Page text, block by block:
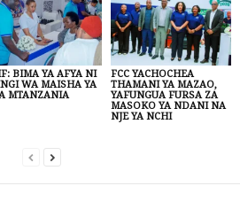
BIMA YA AFYA NI
WA MAISHA YA
MTANZANIA
FCC YACHOCHEA
THAMANI YA MAZAO,
YAFUNGUA FURSA ZA
MASOKO YA NDANI NA
NJE YA NCHI